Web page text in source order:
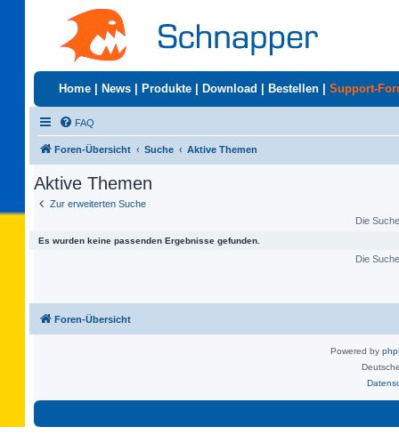
Home News Produkte Download Bestellen Support-
FAQ
Foren-Übersicht Suche Aktive Themen
Aktive Themen
Zur erweiterten Suche
Die
Es wurden keine passenden Ergebnisse gefunden.
Die
Foren-Übersicht
Powered by